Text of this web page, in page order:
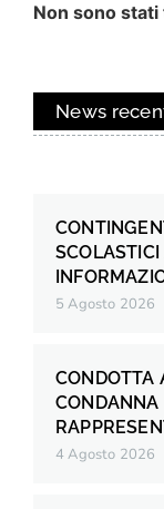
Non sono
News
5 Agosto 2026
CONDOTTA
CONDANNA
4 Agosto 2026